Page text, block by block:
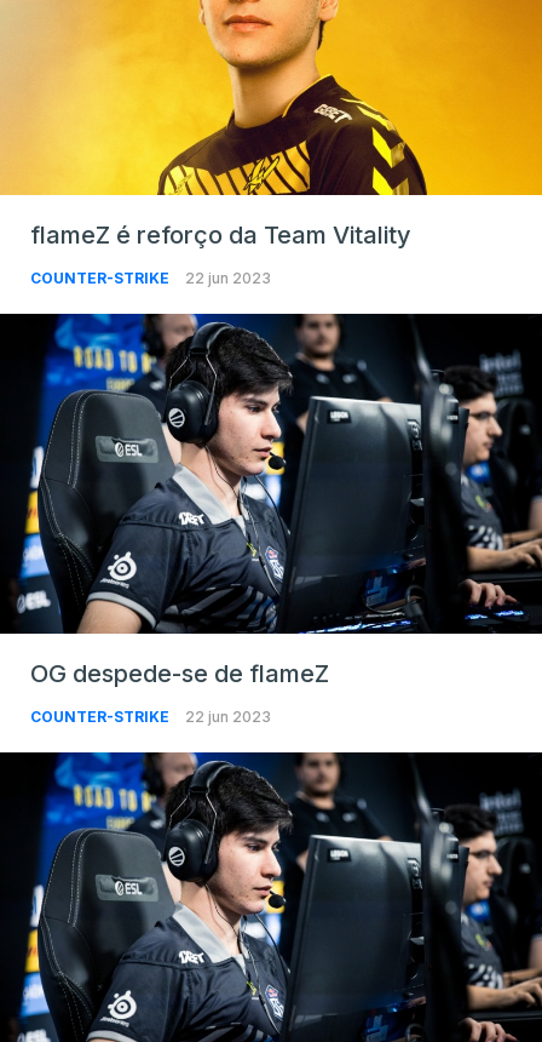
flameZ é reforço da Team Vitality
COUNTER-STRIKE 22 jun 2023
OG despede-se de flameZ
COUNTER-STRIKE 22 jun 2023